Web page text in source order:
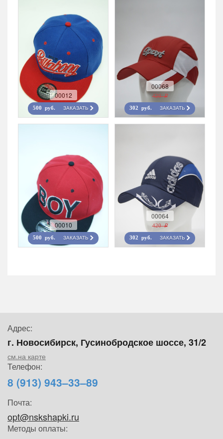
00012
500 руб. ЗАКАЗАТЬ
00068
420 r
302 руб. ЗАКАЗАТЬ
00010
500 руб. ЗАКАЗАТЬ
00064
420 r
302 руб. ЗАКАЗАТЬ
Адрес:
г. Новосибирск, Гусинобродское шоссе, 31/2
см.на карте
Телефон:
8 (913) 943–33–89
Почта:
opt@nskshapki.ru
Методы оплаты: